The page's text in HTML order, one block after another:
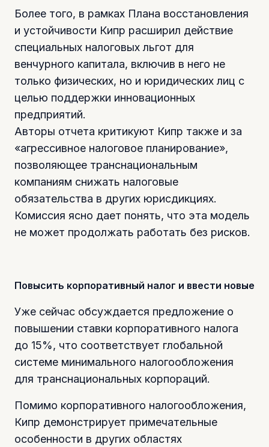
Более того, в рамках Плана восстановления
и устойчивости Кипр расширил действие
специальных налоговых льгот для
венчурного капитала, включив в него не
только физических, но и юридических лиц с
целью поддержки инновационных
предприятий.
Авторы отчета критикуют Кипр также и за
«агрессивное налоговое планирование»,
позволяющее транснациональным
компаниям снижать налоговые
обязательства в других юрисдикциях.
Комиссия ясно дает понять, что эта модель
не может продолжать работать без рисков.
Повысить корпоративный налог и ввести новые
Уже сейчас обсуждается предложение о
повышении ставки корпоративного налога
до 15%, что соответствует глобальной
системе минимального налогообложения
для транснациональных корпораций.
Помимо корпоративного налогообложения,
Кипр демонстрирует примечательные
особенности в других областях